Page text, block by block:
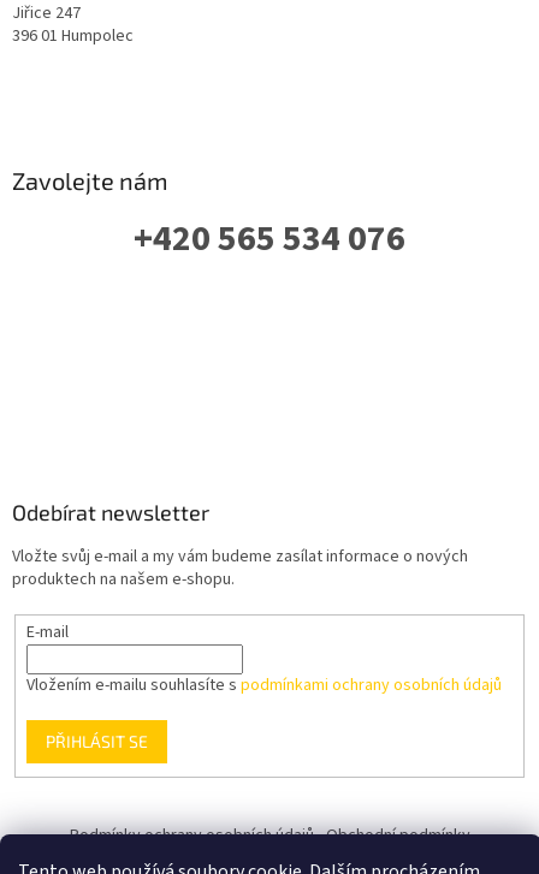
Jiřice 247
396 01 Humpolec
Zavolejte nám
+420 565 534 076
Odebírat newsletter
Vložte svůj e-mail a my vám budeme zasílat informace o nových
produktech na našem e-shopu.
E-mail
Vložením e-mailu souhlasíte s podmínkami ochrany osobních údajů
PŘIHLÁSIT SE
Podmínky ochrany osobních údajů Obchodní podmínky